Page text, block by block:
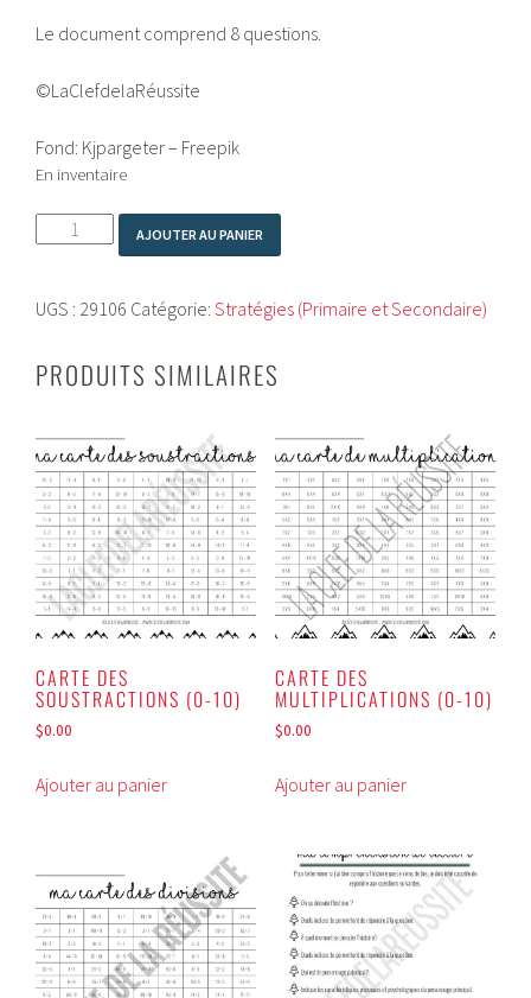
Le document comprend 8 questions.
©LaClefdelaRéussite
Fond: Kjpargeter – Freepik
En inventaire
quantité
D'UNE
AJOUTER AU PANIER
UGS : 29106 Catégorie:Stratégies (Primaire et Secondaire)
PRODUITS SIMILAIRES
CARTE DES
SOUSTRACTIONS (0-10)
$0.00
Ajouter au panier
CARTE DES
MULTIPLICATIONS (0-10)
$0.00
Ajouter au panier